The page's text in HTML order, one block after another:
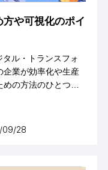
や可視化のポイ
ル・トランスフォ
企業が効率化や生産
めの方法のひとつと
の
09/28